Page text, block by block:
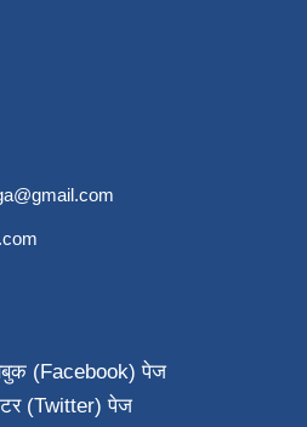
(Facebook) पेज
(Twitter) पेज